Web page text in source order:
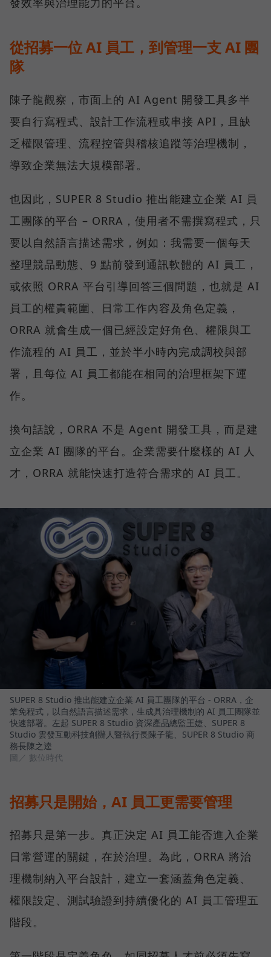
從招募一位 AI 員工，到管理一支 AI 團
隊
陳子龍觀察，市面上的 AI Agent 開發工具多半
要自行寫程式、設計工作流程或串接 API，且缺
乏權限管理、流程控管與稽核追蹤等治理機制，
導致企業無法大規模部署。
也因此，SUPER 8 Studio 推出能建立企業 AI 員
工團隊的平台 – ORRA，使用者不需撰寫程式，只
要以自然語言描述需求，例如：我需要一個每天
整理競品動態、9 點前發到通訊軟體的 AI 員工，
或依照 ORRA 平台引導回答三個問題，也就是 AI
員工的權責範圍、日常工作內容及角色定義，
ORRA 就會生成一個已經設定好角色、權限與工
作流程的 AI 員工，並於半小時內完成調校與部
署，且每位 AI 員工都能在相同的治理框架下運
作。
換句話說，ORRA 不是 Agent 開發工具，而是建
立企業 AI 團隊的平台。企業需要什麼樣的 AI 人
才，ORRA 就能快速打造符合需求的 AI 員工。
SUPER 8 Studio 推出能建立企業 AI 員工團隊的平台 - ORRA，企
業免程式，以自然語言描述需求，生成具治理機制的 AI 員工團隊並
快速部署。左起 SUPER 8 Studio 資深產品總監王婕、SUPER 8
Studio 雲發互動科技創辦人暨執行長陳子龍、SUPER 8 Studio 商
務長陳之逵
圖／ 數位時代
招募只是開始，AI 員工更需要管理
招募只是第一步。真正決定 AI 員工能否進入企業
日常營運的關鍵，在於治理。為此，ORRA 將治
理機制納入平台設計，建立一套涵蓋角色定義、
權限設定、測試驗證到持續優化的 AI 員工管理五
階段。